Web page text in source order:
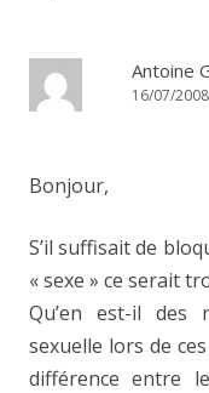
Antoine
16/07/
Bonjour,
S’il suffisait de
« sexe » ce serait
Qu’en est-il des
sexuelle lors de
différence entre